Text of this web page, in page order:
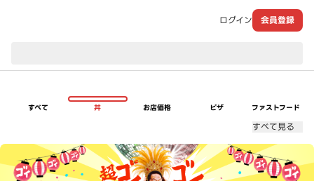
ログイン 会員登録
すべて 丼 お店価格 ピザ ファストフード
すべて見る
超ゴイゴイヤスー夏祭